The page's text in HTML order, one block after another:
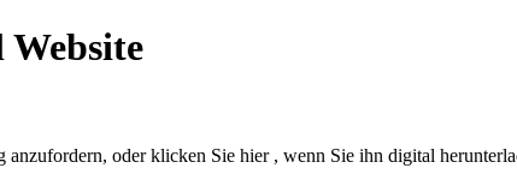
oder klicken Sie hier , wenn Sie ihn digital